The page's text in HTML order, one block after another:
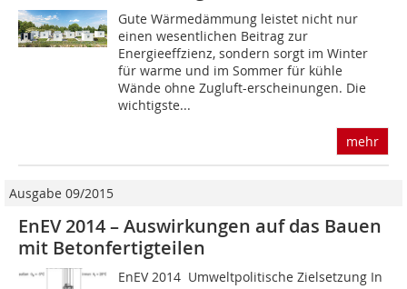
Gute Wärmedämmung leistet nicht nur
einen wesentlichen Beitrag zur
Energieeffzienz, sondern sorgt im Winter
für warme und im Sommer für kühle
Wände ohne Zugluft-erscheinungen. Die
wichtigste...
mehr
Ausgabe 09/2015
EnEV 2014 – Auswirkungen auf das Bauen
mit Betonfertigteilen
EnEV 2014  Umweltpolitische Zielsetzung In